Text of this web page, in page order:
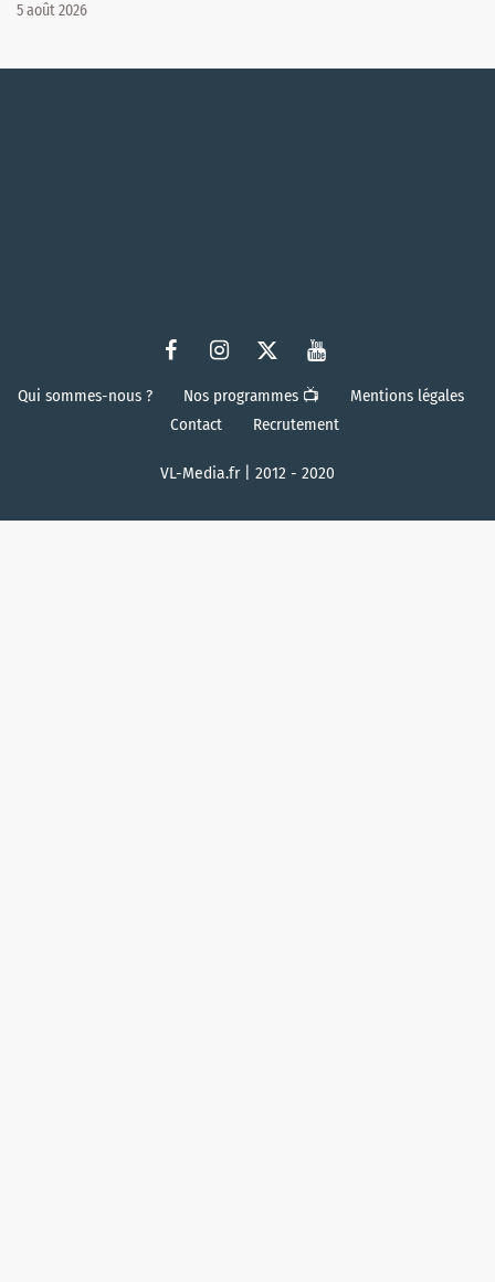
5 août 2026
Qui sommes-nous ? Nos programmes 📺
Mentions légales
Contact
Recrutement
VL-Media.fr | 2012 - 2020